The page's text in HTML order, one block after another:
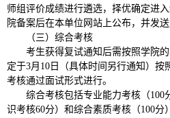
师组评价成绩进行遴选，择优确定进
院备案后在本单位网站上公布，并发送
（三）综合考核
考生获得复试通知后需按照学院
定于3月10日（具体时间另行通知）
考核通过面试形式进行。
综合考核包括专业能力考核（100
识考核60分）和综合素质考核（100分